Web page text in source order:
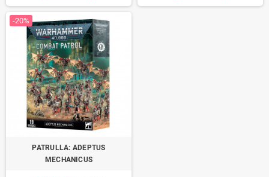
-20%
PATRULLA: ADEPTUS
MECHANICUS